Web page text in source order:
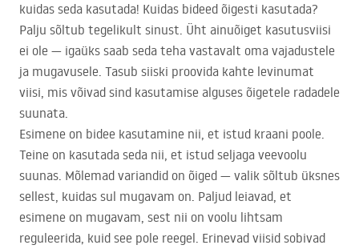
kuidas seda kasutada! Kuidas bideed õigesti kasutada?
Palju sõltub tegelikult sinust. Üht ainuõiget kasutusviisi
ei ole — igaüks saab seda teha vastavalt oma vajadustele
ja mugavusele. Tasub siiski proovida kahte levinumat
viisi, mis võivad sind kasutamise alguses õigetele radadele
suunata.
Esimene on bidee kasutamine nii, et istud kraani poole.
Teine on kasutada seda nii, et istud seljaga veevoolu
suunas. Mõlemad variandid on õiged — valik sõltub üksnes
sellest, kuidas sul mugavam on. Paljud leiavad, et
esimene on mugavam, sest nii on voolu lihtsam
reguleerida, kuid see pole reegel. Erinevad viisid sobivad